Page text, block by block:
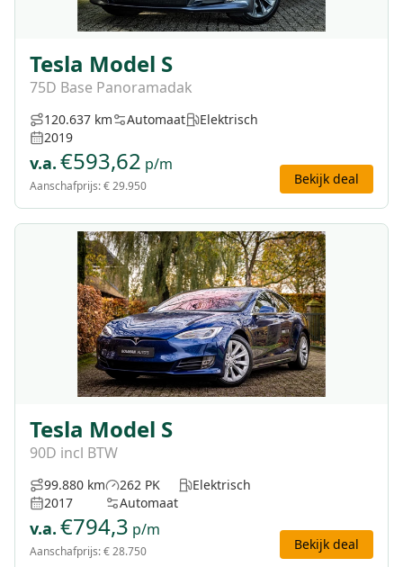
Tesla Model S
75D Base Panoramadak
120.637 km
2019
Automaat Elektrisch
v.a. €593,62 p/m
Aanschafprijs:€ 29.950 Bekijk deal
Tesla Model S
90D incl BTW
99.880 km
2017
262 PK
Automaat
Elektrisch
v.a. €794,3 p/m
Aanschafprijs:€ 28.750 Bekijk deal